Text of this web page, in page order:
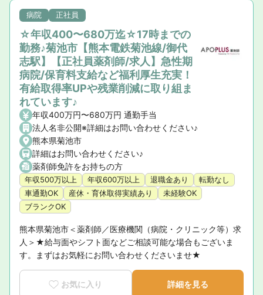
病院 正社員
☆年収400〜680万迄☆17時までの
勤務♪菊池市【熊本電鉄菊池線/御代
志駅】【正社員薬剤師/求人】急性期
病院/保育料支給など福利厚生充実！
有給取得率UPや残業削減に取り組ま
れています♪
年収400万円〜680万円 通勤手当
法人名非公開※詳細はお問い合わせください♪
熊本県菊池市
詳細はお問い合わせください♪
薬剤師免許をお持ちの方
年収500万以上 年収600万以上 退職金あり
転勤なし
車通勤OK
産休・育休取得実績あり
未経験OK
ブランクOK
熊本県菊池市＜薬剤師／医療機関（病院・クリニック等）求
人＞★給与面やシフト面などご相談可能な場合もございま
す。まずはお気軽にお問い合わせくださいませ★
お気に入り 詳細を見る